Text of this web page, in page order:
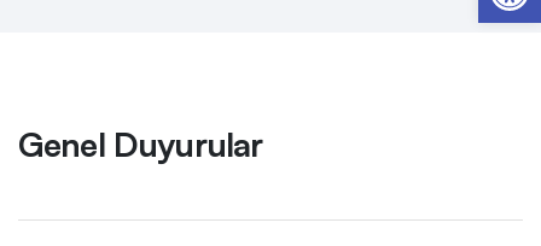
Genel Duyurular